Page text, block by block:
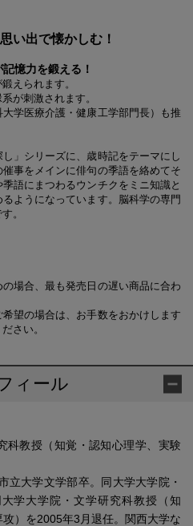
い出で懐かしむ！
憶力を鍛える！
えられます。
が刺激されます。
学医療介護・健康工学部門長）も推
」シリーズに、歳時記をテーマにし
事をメインに俳句の季語を絡めてそ
語にまつわるウンチクをミニ知識と
ようになっています。脳科学の専門
。
場合、最も発売日の遅い商品に合わ
望の場合は、お手数をおかけします
さい。
ィール
科教授（知覚・認知心理学、実験
立大学文学部卒。同大学大学院・
学大学院・文学研究科教授（知
）を2005年3月退任。関西大学な